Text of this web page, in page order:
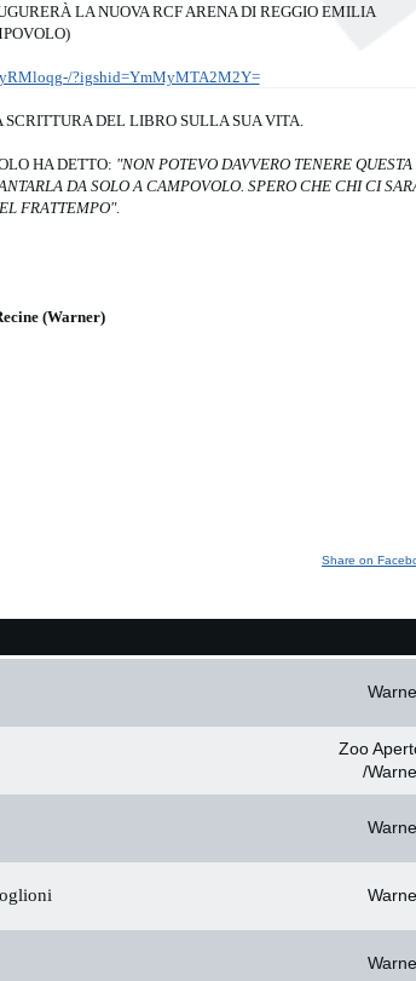
LA NUOVA RCF ARENA DI REGGIO EMILIA
?igshid=YmMyMTA2M2Y=
DEL LIBRO SULLA SUA VITA.
HA DETTO: "NON POTEVO DAVVERO TENERE QUESTA
DA SOLO A CAMPOVOLO. SPERO CHE CHI CI
FRATTEMPO".
(Warner)
Share on
Zoo
/